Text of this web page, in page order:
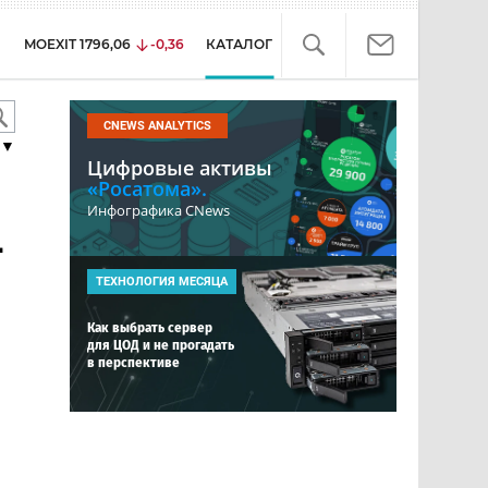
MOEXIT 1796,06 -0,36 КАТАЛОГ
▼
CNEWS ANALYTICS
Цифровые активы
«Росатома».
Инфографика CNews
ТЕХНОЛОГИЯ МЕСЯЦА
Как выбрать сервер
для ЦОД и не прогадать
в перспективе